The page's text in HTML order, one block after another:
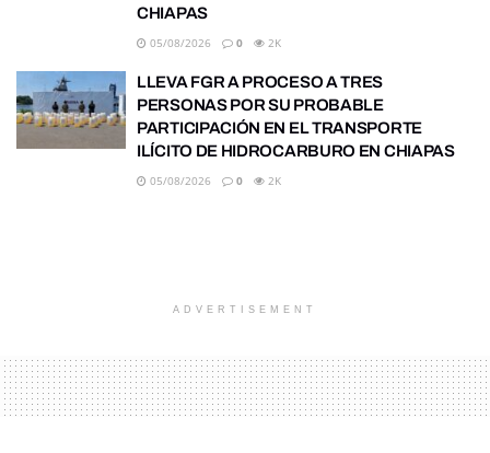
CHIAPAS
05/08/2026 0 2K
LLEVA FGR A PROCESO A TRES
PERSONAS POR SU PROBABLE
PARTICIPACIÓN EN EL TRANSPORTE
ILÍCITO DE HIDROCARBURO EN CHIAPAS
05/08/2026 0 2K
ADVERTISEMENT